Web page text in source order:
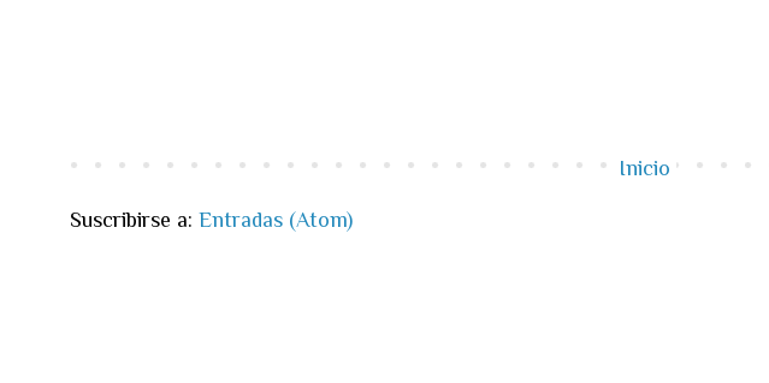
Inicio
Suscribirse a: Entradas (Atom)